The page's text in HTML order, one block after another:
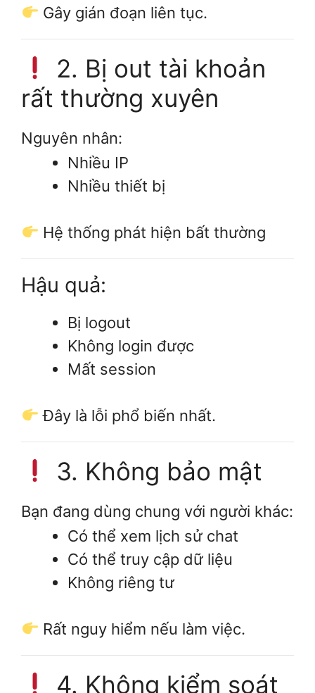
Gây gián đoạn liên tục.
2. Bị out tài khoản
rất thường xuyên
Nguyên nhân:
Nhiều IP
Nhiều thiết bị
Hệ thống phát hiện bất thường
Hậu quả:
Bị logout
Không login được
Mất session
Đây là lỗi phổ biến nhất.
3. Không bảo mật
Bạn đang dùng chung với người khác:
Có thể xem lịch sử chat
Có thể truy cập dữ liệu
Không riêng tư
Rất nguy hiểm nếu làm việc.
4. Không kiểm soát